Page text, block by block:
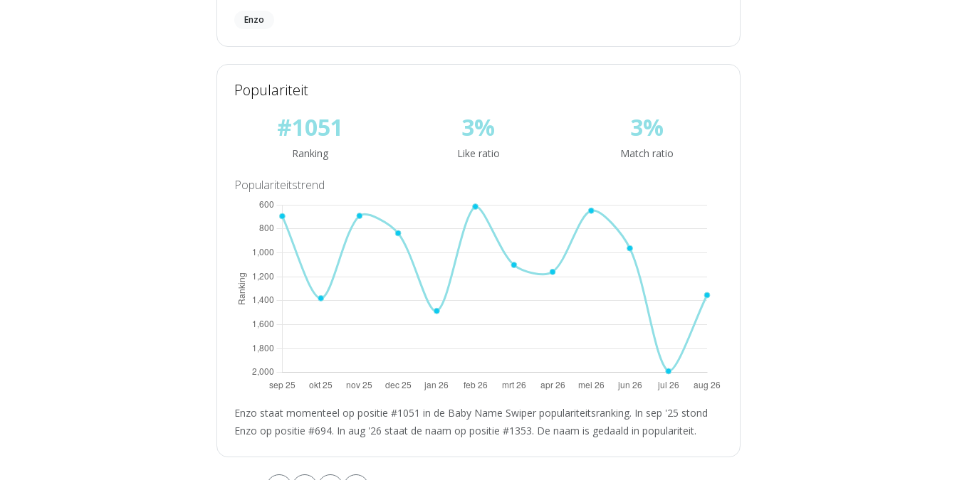
Enzo
Populariteit
#1051
Ranking
3%
Like ratio
3%
Match ratio
Populariteitstrend
Enzo staat momenteel op positie #1051 in de Baby Name Swiper populariteitsranking. In sep '25 stond
Enzo op positie #694. In aug '26 staat de naam op positie #1353. De naam is gedaald in populariteit.